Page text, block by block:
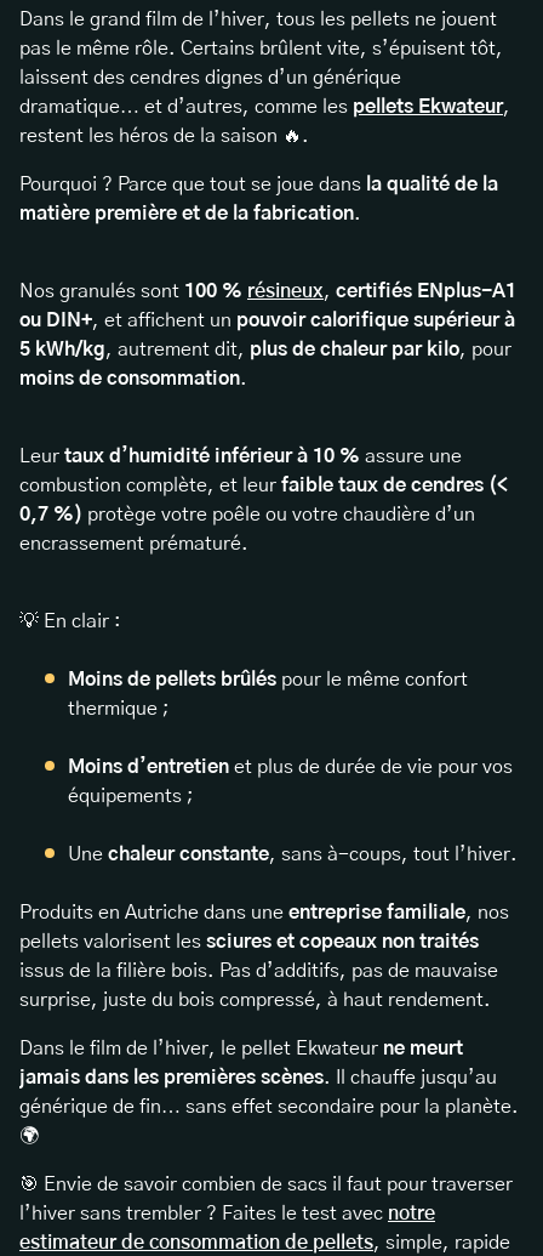
Dans le grand film de l’hiver, tous les pellets ne jouent
pas le même rôle. Certains brûlent vite, s’épuisent tôt,
laissent des cendres dignes d’un générique
dramatique… et d’autres, comme les pellets Ekwateur,
restent les héros de la saison 🔥.
Pourquoi ? Parce que tout se joue dans la qualité de la
matière première et de la fabrication.
Nos granulés sont 100 % résineux, certifiés ENplus-A1
ou DIN+, et affichent un pouvoir calorifique supérieur à
5 kWh/kg, autrement dit, plus de chaleur par kilo, pour
moins de consommation.
Leur taux d’humidité inférieur à 10 % assure une
combustion complète, et leur faible taux de cendres (<
0,7 %) protège votre poêle ou votre chaudière d’un
encrassement prématuré.
💡 En clair :
Moins de pellets brûlés pour le même confort
thermique ;
Moins d’entretien et plus de durée de vie pour vos
équipements ;
Une chaleur constante, sans à-coups, tout l’hiver.
Produits en Autriche dans une entreprise familiale, nos
pellets valorisent les sciures et copeaux non traités
issus de la filière bois. Pas d’additifs, pas de mauvaise
surprise, juste du bois compressé, à haut rendement.
Dans le film de l’hiver, le pellet Ekwateur ne meurt
jamais dans les premières scènes. Il chauffe jusqu’au
générique de fin… sans effet secondaire pour la planète.
🌍
🎯 Envie de savoir combien de sacs il faut pour traverser
l’hiver sans trembler ? Faites le test avec notre
estimateur de consommation de pellets, simple, rapide